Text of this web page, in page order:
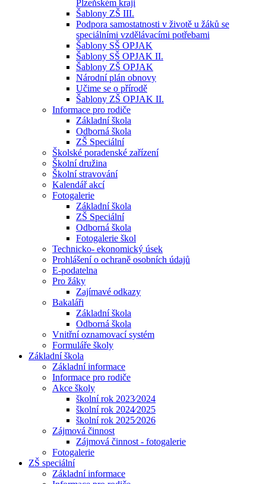
Plzeňském kraji
Šablony ZŠ III.
Podpora samostatnosti v životě u žáků se
speciálními vzdělávacími potřebami
Šablony SŠ OPJAK
Šablony SŠ OPJAK II.
Šablony ZŠ OPJAK
Národní plán obnovy
Učime se o přírodě
Šablony ZŠ OPJAK II.
Informace pro rodiče
Základní škola
Odborná škola
ZŠ Speciální
Školské poradenské zařízení
Školní družina
Školní stravování
Kalendář akcí
Fotogalerie
Základní škola
ZŠ Speciální
Odborná škola
Fotogalerie škol
Technicko- ekonomický úsek
Prohlášení o ochraně osobních údajů
E-podatelna
Pro žáky
Zajímavé odkazy
Bakaláři
Základní škola
Odborná škola
Vnitřní oznamovací systém
Formuláře školy
Základní škola
Základní informace
Informace pro rodiče
Akce školy
školní rok 2023⁄2024
školní rok 2024⁄2025
školní rok 2025⁄2026
Zájmová činnost
Zájmová činnost - fotogalerie
Fotogalerie
ZŠ speciální
Základní informace